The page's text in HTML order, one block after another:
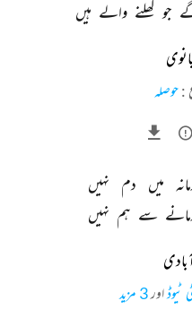
جو کھلنے والے ہیں
:حوصلہ
میں دم
نہیں
سے ہم نہیں
ٹیوڈاور3 مزید